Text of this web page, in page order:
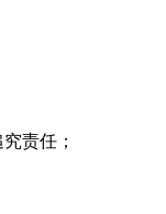
责任；